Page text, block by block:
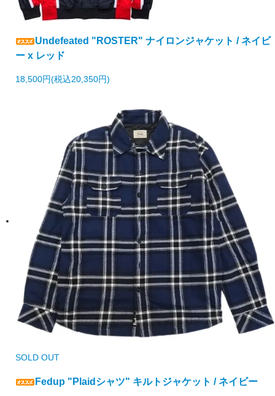
Undefeated "ROSTER" ナイロンジャケット / ネイビ
ー x レッド
18,500円(税込20,350円)
SOLD OUT
Fedup "Plaidシャツ" キルトジャケット / ネイビー